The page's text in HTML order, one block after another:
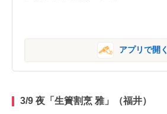
アプリで開く
3/9 夜「生簀割烹 雅」（福井）